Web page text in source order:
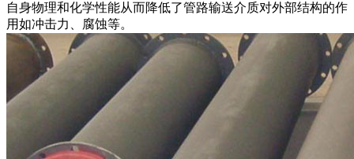
自身物理和化学性能从而降低了管路输送介质对外部结构的作
用如冲击力、腐蚀等。